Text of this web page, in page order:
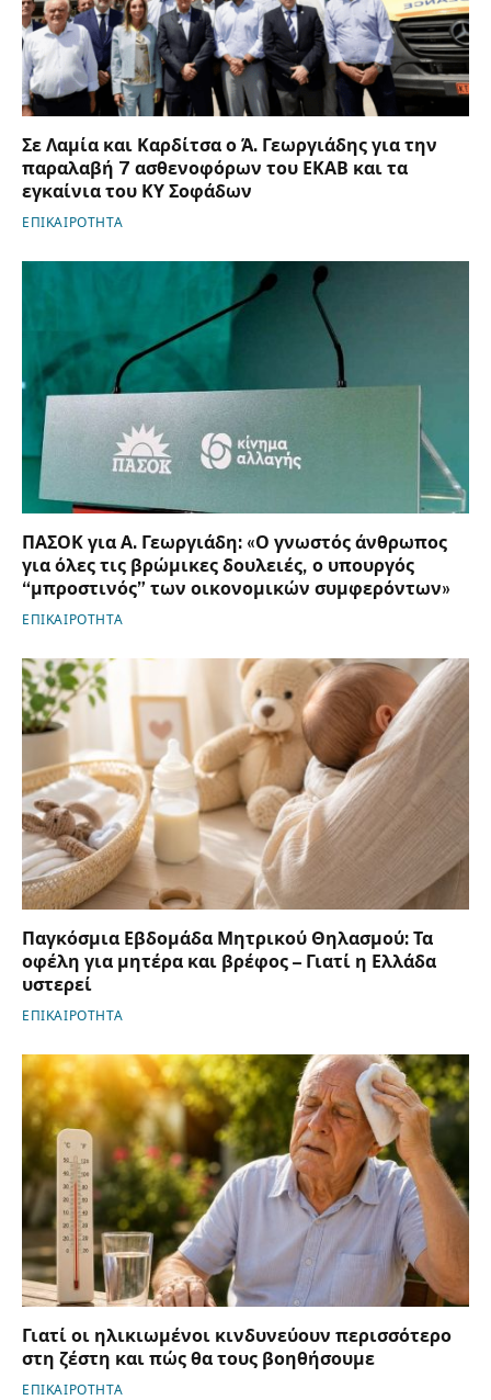
Σε Λαμία και Καρδίτσα ο Ά. Γεωργιάδης για την
παραλαβή 7 ασθενοφόρων του ΕΚΑΒ και τα
εγκαίνια του ΚΥ Σοφάδων
ΕΠΙΚΑΙΡΟΤΗΤΑ
ΠΑΣΟΚ για Α. Γεωργιάδη: «Ο γνωστός άνθρωπος
για όλες τις βρώμικες δουλειές, ο υπουργός
“μπροστινός” των οικονομικών συμφερόντων»
ΕΠΙΚΑΙΡΟΤΗΤΑ
Παγκόσμια Εβδομάδα Μητρικού Θηλασμού: Τα
οφέλη για μητέρα και βρέφος – Γιατί η Ελλάδα
υστερεί
ΕΠΙΚΑΙΡΟΤΗΤΑ
Γιατί οι ηλικιωμένοι κινδυνεύουν περισσότερο
στη ζέστη και πώς θα τους βοηθήσουμε
ΕΠΙΚΑΙΡΟΤΗΤΑ